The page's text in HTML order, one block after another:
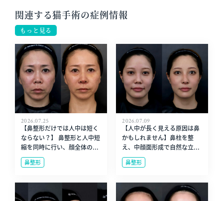
関連する猫手術の症例情報
もっと見る
2026.07.25
【鼻整形だけでは人中は短く
ならない？】 鼻整形と人中短
縮を同時に行い、顔全体の...
鼻整形
2026.07.09
【人中が長く見える原因は鼻
かもしれません】鼻柱を整
え、中顔面形成で自然な立...
鼻整形